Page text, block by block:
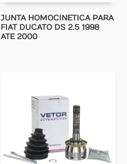
JUNTA HOMOCINETICA PARA
FIAT DUCATO DS 2.5 1998
ATE 2000